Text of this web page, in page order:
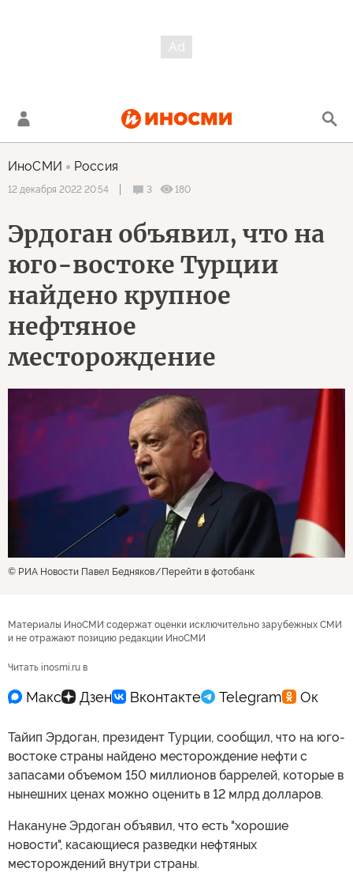
ИноСМИ Россия
12 декабря 2022 20:54 3 180
Эрдоган объявил, что на
юго-востоке Турции
найдено крупное
нефтяное
месторождение
© РИА Новости Павел Бедняков Перейти в фотобанк
Материалы ИноСМИ содержат оценки исключительно зарубежных СМИ
и не отражают позицию редакции ИноСМИ
Читать inosmi.ru в
Тайип Эрдоган, президент Турции, сообщил, что на юго-
востоке страны найдено месторождение нефти с
запасами объемом 150 миллионов баррелей, которые в
нынешних ценах можно оценить в 12 млрд долларов.
Накануне Эрдоган объявил, что есть "хорошие
новости", касающиеся разведки нефтяных
месторождений внутри страны.